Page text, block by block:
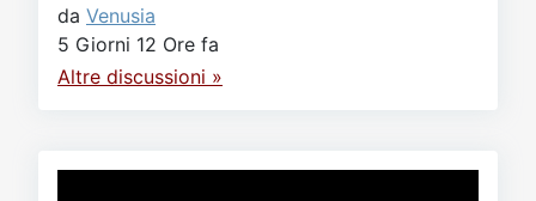
da Venusia
5 Giorni 12 Ore fa
Altre discussioni »